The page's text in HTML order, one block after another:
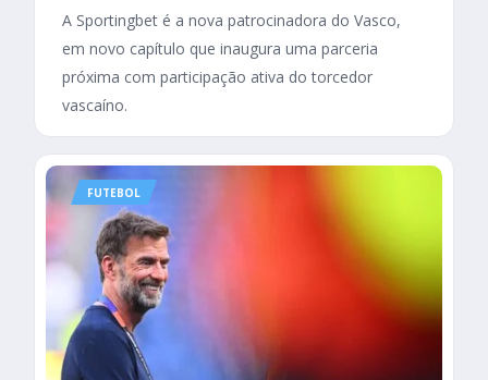
A Sportingbet é a nova patrocinadora do Vasco,
em novo capítulo que inaugura uma parceria
próxima com participação ativa do torcedor
vascaíno.
FUTEBOL